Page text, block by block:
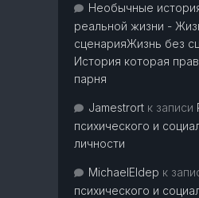
Необычные
реальной жизни -
сценарияЖизнь без
История которая
парня
Jamestrort к записи
психического и
личности
MichaelEldep к
психического и